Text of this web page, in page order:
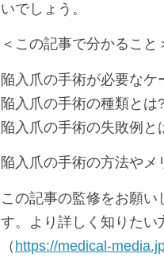
いでしょう。
＜この記事で分かること
陥入爪の手術が必要なケ
陥入爪の手術の種類とは
陥入爪の手術の失敗例と
陥入爪の手術の方法やメ
この記事の監修をお願
す。より詳しく知りたい
（ https://medical-